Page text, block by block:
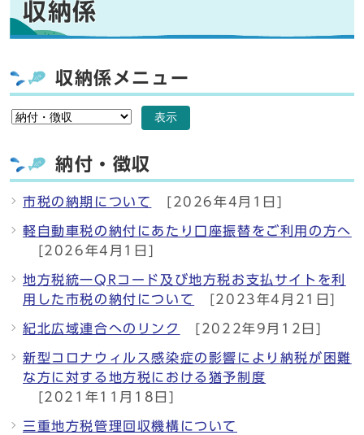
収納係
収納係メニュー
表示
納付・徴収
市税の納期について [2026年4月1日]
軽自動車税の納付にあたり口座振替をご利用の方へ
[2026年4月1日]
地方税統一QRコード及び地方税お支払サイトを利
用した市税の納付について
[2023年4月21日]
紀北広域連合へのリンク [2022年9月12日]
新型コロナウィルス感染症の影響により納税が困難
な方に対する地方税における猶予制度
[2021年11月18日]
三重地方税管理回収機構について